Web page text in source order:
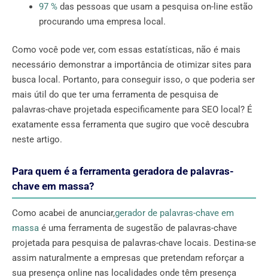
97 % das pessoas que usam a pesquisa on-line estão
procurando uma empresa local.
Como você pode ver, com essas estatísticas, não é mais
necessário demonstrar a importância de otimizar sites para
busca local. Portanto, para conseguir isso, o que poderia ser
mais útil do que ter uma ferramenta de pesquisa de
palavras-chave projetada especificamente para SEO local? É
exatamente essa ferramenta que sugiro que você descubra
neste artigo.
Para quem é a ferramenta geradora de palavras-
chave em massa?
Como acabei de anunciar,gerador de palavras-chave em
massa é uma ferramenta de sugestão de palavras-chave
projetada para pesquisa de palavras-chave locais. Destina-se
assim naturalmente a empresas que pretendam reforçar a
sua presença online nas localidades onde têm presença